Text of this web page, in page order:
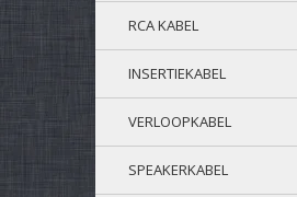
RCA KABEL
INSERTIEKABEL
VERLOOPKABEL
SPEAKERKABEL